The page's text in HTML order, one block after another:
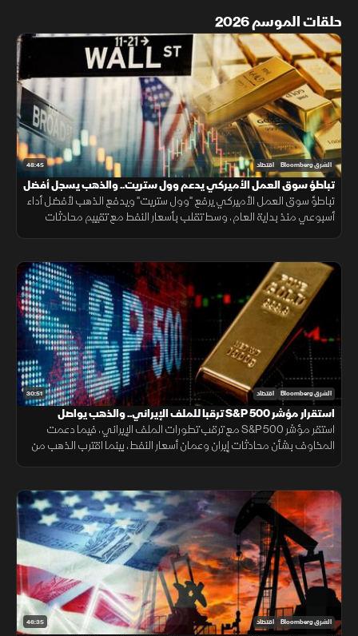
حلقات الموسم 2026
48:45 الشرق Bloomberg اقتصاد
تباطؤ سوق العمل الأميركي يدعم وول ستريت.. والذهب يسجل أفضل
أداء منذ مطلع العام
تباطؤ سوق العمل الأميركي يرفع "وول ستريت" ويدفع الذهب لأفضل أداء
أسبوعي منذ بداية العام، وسط تقلب بأسعار النفط مع تقييم محادثات
30:51 الشرق Bloomberg اقتصاد
استقرار مؤشر S&P 500 ترقبا للملف الإيراني.. والذهب يواصل
الصعود
استقر مؤشر S&P 500 مع ترقب تطورات الملف الإيراني، فيما دعمت
المخاوف بشأن محادثات إيران وعمان أسعار النفط، بينما اقترب الذهب من
46:35 الشرق Bloomberg اقتصاد